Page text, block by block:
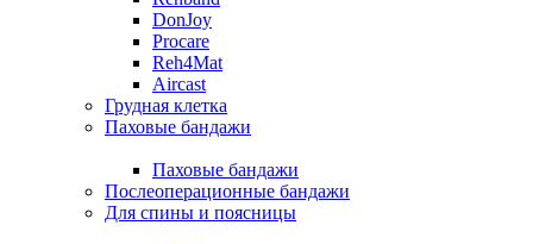
DonJoy
Procare
Reh4Mat
Aircast
Грудная клетка
Паховые бандажи
Паховые бандажи
Послеоперационные бандажи
Для спины и поясницы